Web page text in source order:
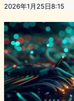
2026年1月25日8:15